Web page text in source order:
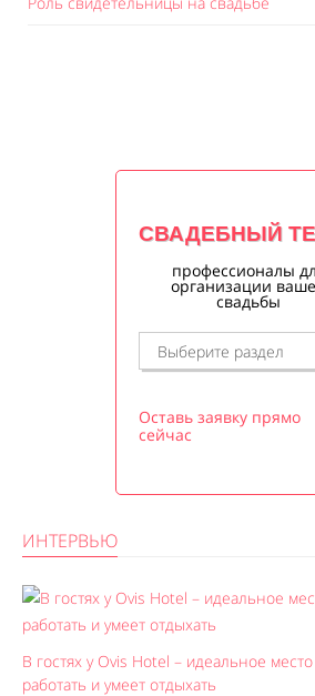
СВАДЕБНЫЙ
профессионалы
организации
свадьбы
Оставь заявку прямо
сейчас
ИНТЕРВЬЮ
В гостях у Ovis Hotel – идеальное
работать и умеет отдыхать